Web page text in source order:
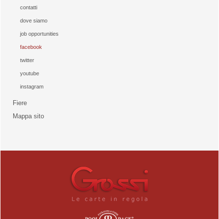
contatti
dove siamo
job opportunities
facebook
twitter
youtube
instagram
Fiere
Mappa sito